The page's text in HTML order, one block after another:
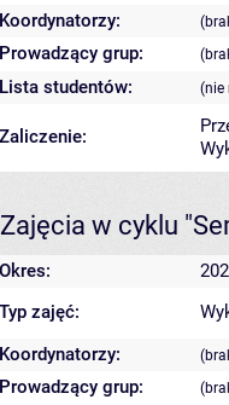
Koordynatorzy:
Prowadzący grup:
Lista studentów: (nie
Zaliczenie:
Zajęcia w cyklu
Okres:
Typ zajęć:
Koordynatorzy:
Prowadzący grup: